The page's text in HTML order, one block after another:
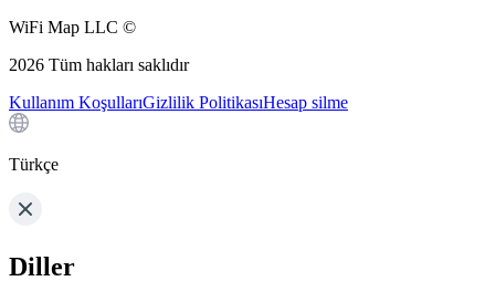
WiFi Map LLC ©
2026 Tüm hakları saklıdır
Kullanım KoşullarıGizlilik PolitikasıHesap silme
Türkçe
Diller